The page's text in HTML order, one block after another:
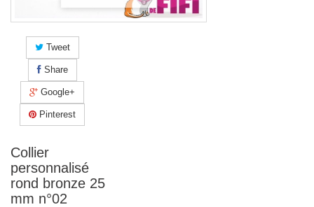
Tweet
Share
Google+
Pinterest
Collier
personnalisé
rond bronze 25
mm n°02